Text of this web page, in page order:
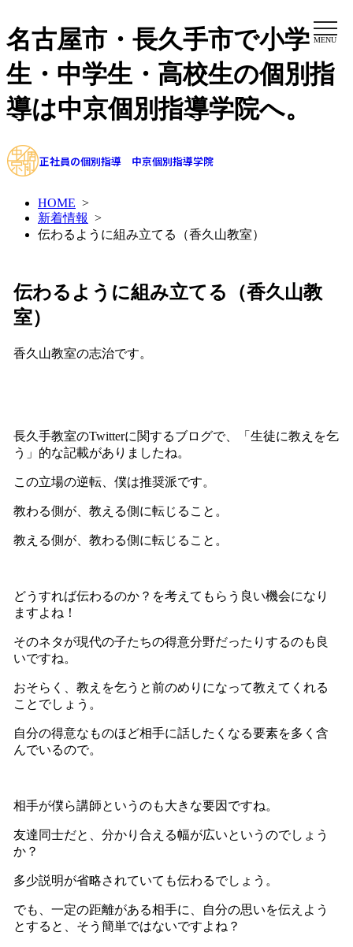
名古屋市・長久手市で小学
生・中学生・高校生の個別指
導は中京個別指導学院へ。
正社員の個別指導 中京個別指導学院
MENU
HOME >
新着情報 >
伝わるように組み立てる（香久山教室）
伝わるように組み立てる（香久山教
室）
香久山教室の志治です。
長久手教室のTwitterに関するブログで、「生徒に教えを乞
う」的な記載がありましたね。
この立場の逆転、僕は推奨派です。
教わる側が、教える側に転じること。
教える側が、教わる側に転じること。
どうすれば伝わるのか？を考えてもらう良い機会になり
ますよね！
そのネタが現代の子たちの得意分野だったりするのも良
いですね。
おそらく、教えを乞うと前のめりになって教えてくれる
ことでしょう。
自分の得意なものほど相手に話したくなる要素を多く含
んでいるので。
相手が僕ら講師というのも大きな要因ですね。
友達同士だと、分かり合える幅が広いというのでしょう
か？
多少説明が省略されていても伝わるでしょう。
でも、一定の距離がある相手に、自分の思いを伝えよう
とすると、そう簡単ではないですよね？